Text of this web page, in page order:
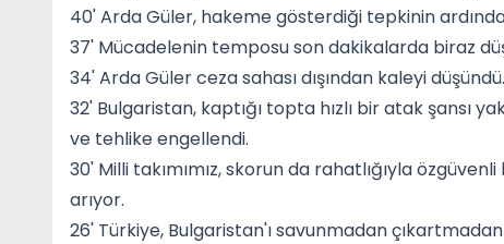
40' Arda Güler, hakeme gösterdiği tepkinin
37' Mücadelenin temposu son dakikalarda biraz
34' Arda Güler ceza sahası dışından kaleyi
32' Bulgaristan, kaptığı topta hızlı bir atak şansı
ve tehlike engellendi.
30' Milli takımımız, skorun da rahatlığıyla
arıyor.
26' Türkiye, Bulgaristan'ı savunmadan